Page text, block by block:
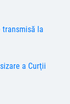
la
a Curţii